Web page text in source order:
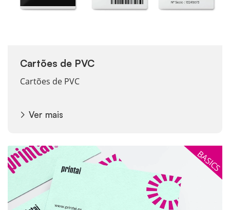
Cartões de PVC
Cartões de PVC
Ver mais
BASICS
Ver mais Cartões de visita pessoais